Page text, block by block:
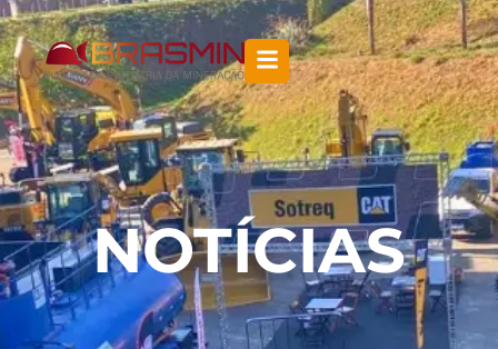
NOTÍCIAS